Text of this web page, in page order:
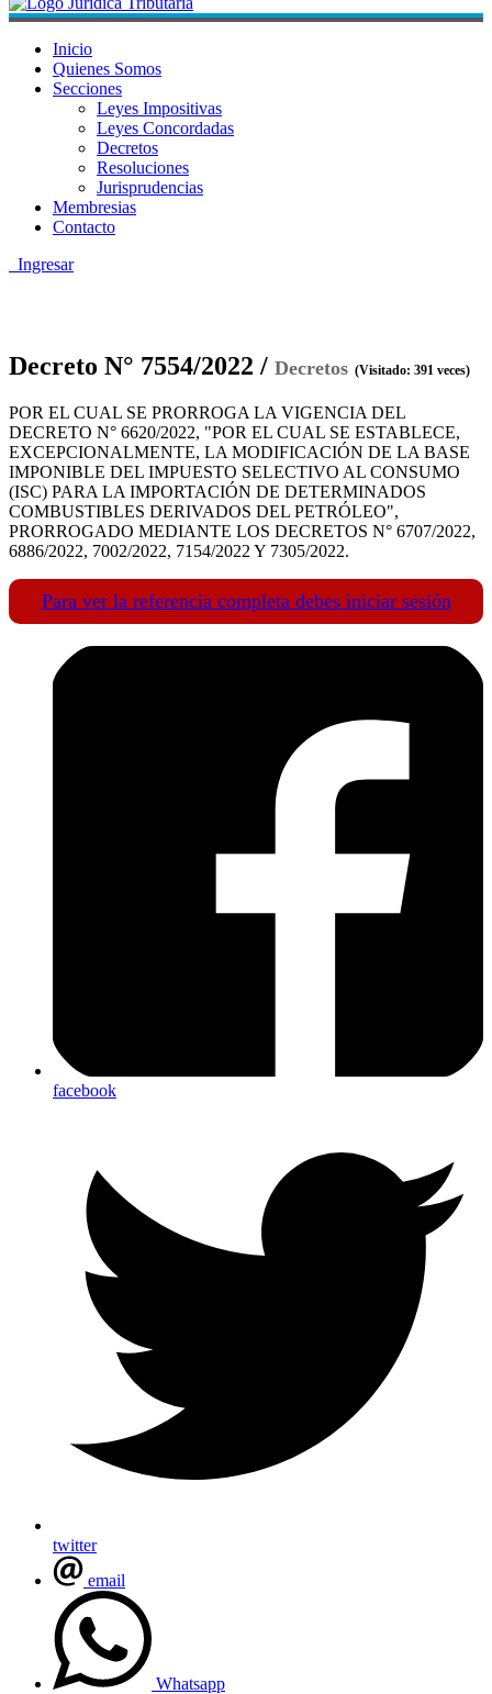
Inicio
Quienes Somos
Secciones
Leyes Impositivas
Leyes Concordadas
Decretos
Resoluciones
Jurisprudencias
Membresias
Contacto
Ingresar
Decreto N° 7554/2022 / Decretos (Visitado: 391 veces)
POR EL CUAL SE PRORROGA LA VIGENCIA DEL
DECRETO N° 6620/2022, "POR EL CUAL SE ESTABLECE,
EXCEPCIONALMENTE, LA MODIFICACIÓN DE LA BASE
IMPONIBLE DEL IMPUESTO SELECTIVO AL CONSUMO
(ISC) PARA LA IMPORTACIÓN DE DETERMINADOS
COMBUSTIBLES DERIVADOS DEL PETRÓLEO",
PRORROGADO MEDIANTE LOS DECRETOS N° 6707/2022,
6886/2022, 7002/2022, 7154/2022 Y 7305/2022.
Para ver la referencia completa debes iniciar sesión
facebook
twitter
email
Whatsapp